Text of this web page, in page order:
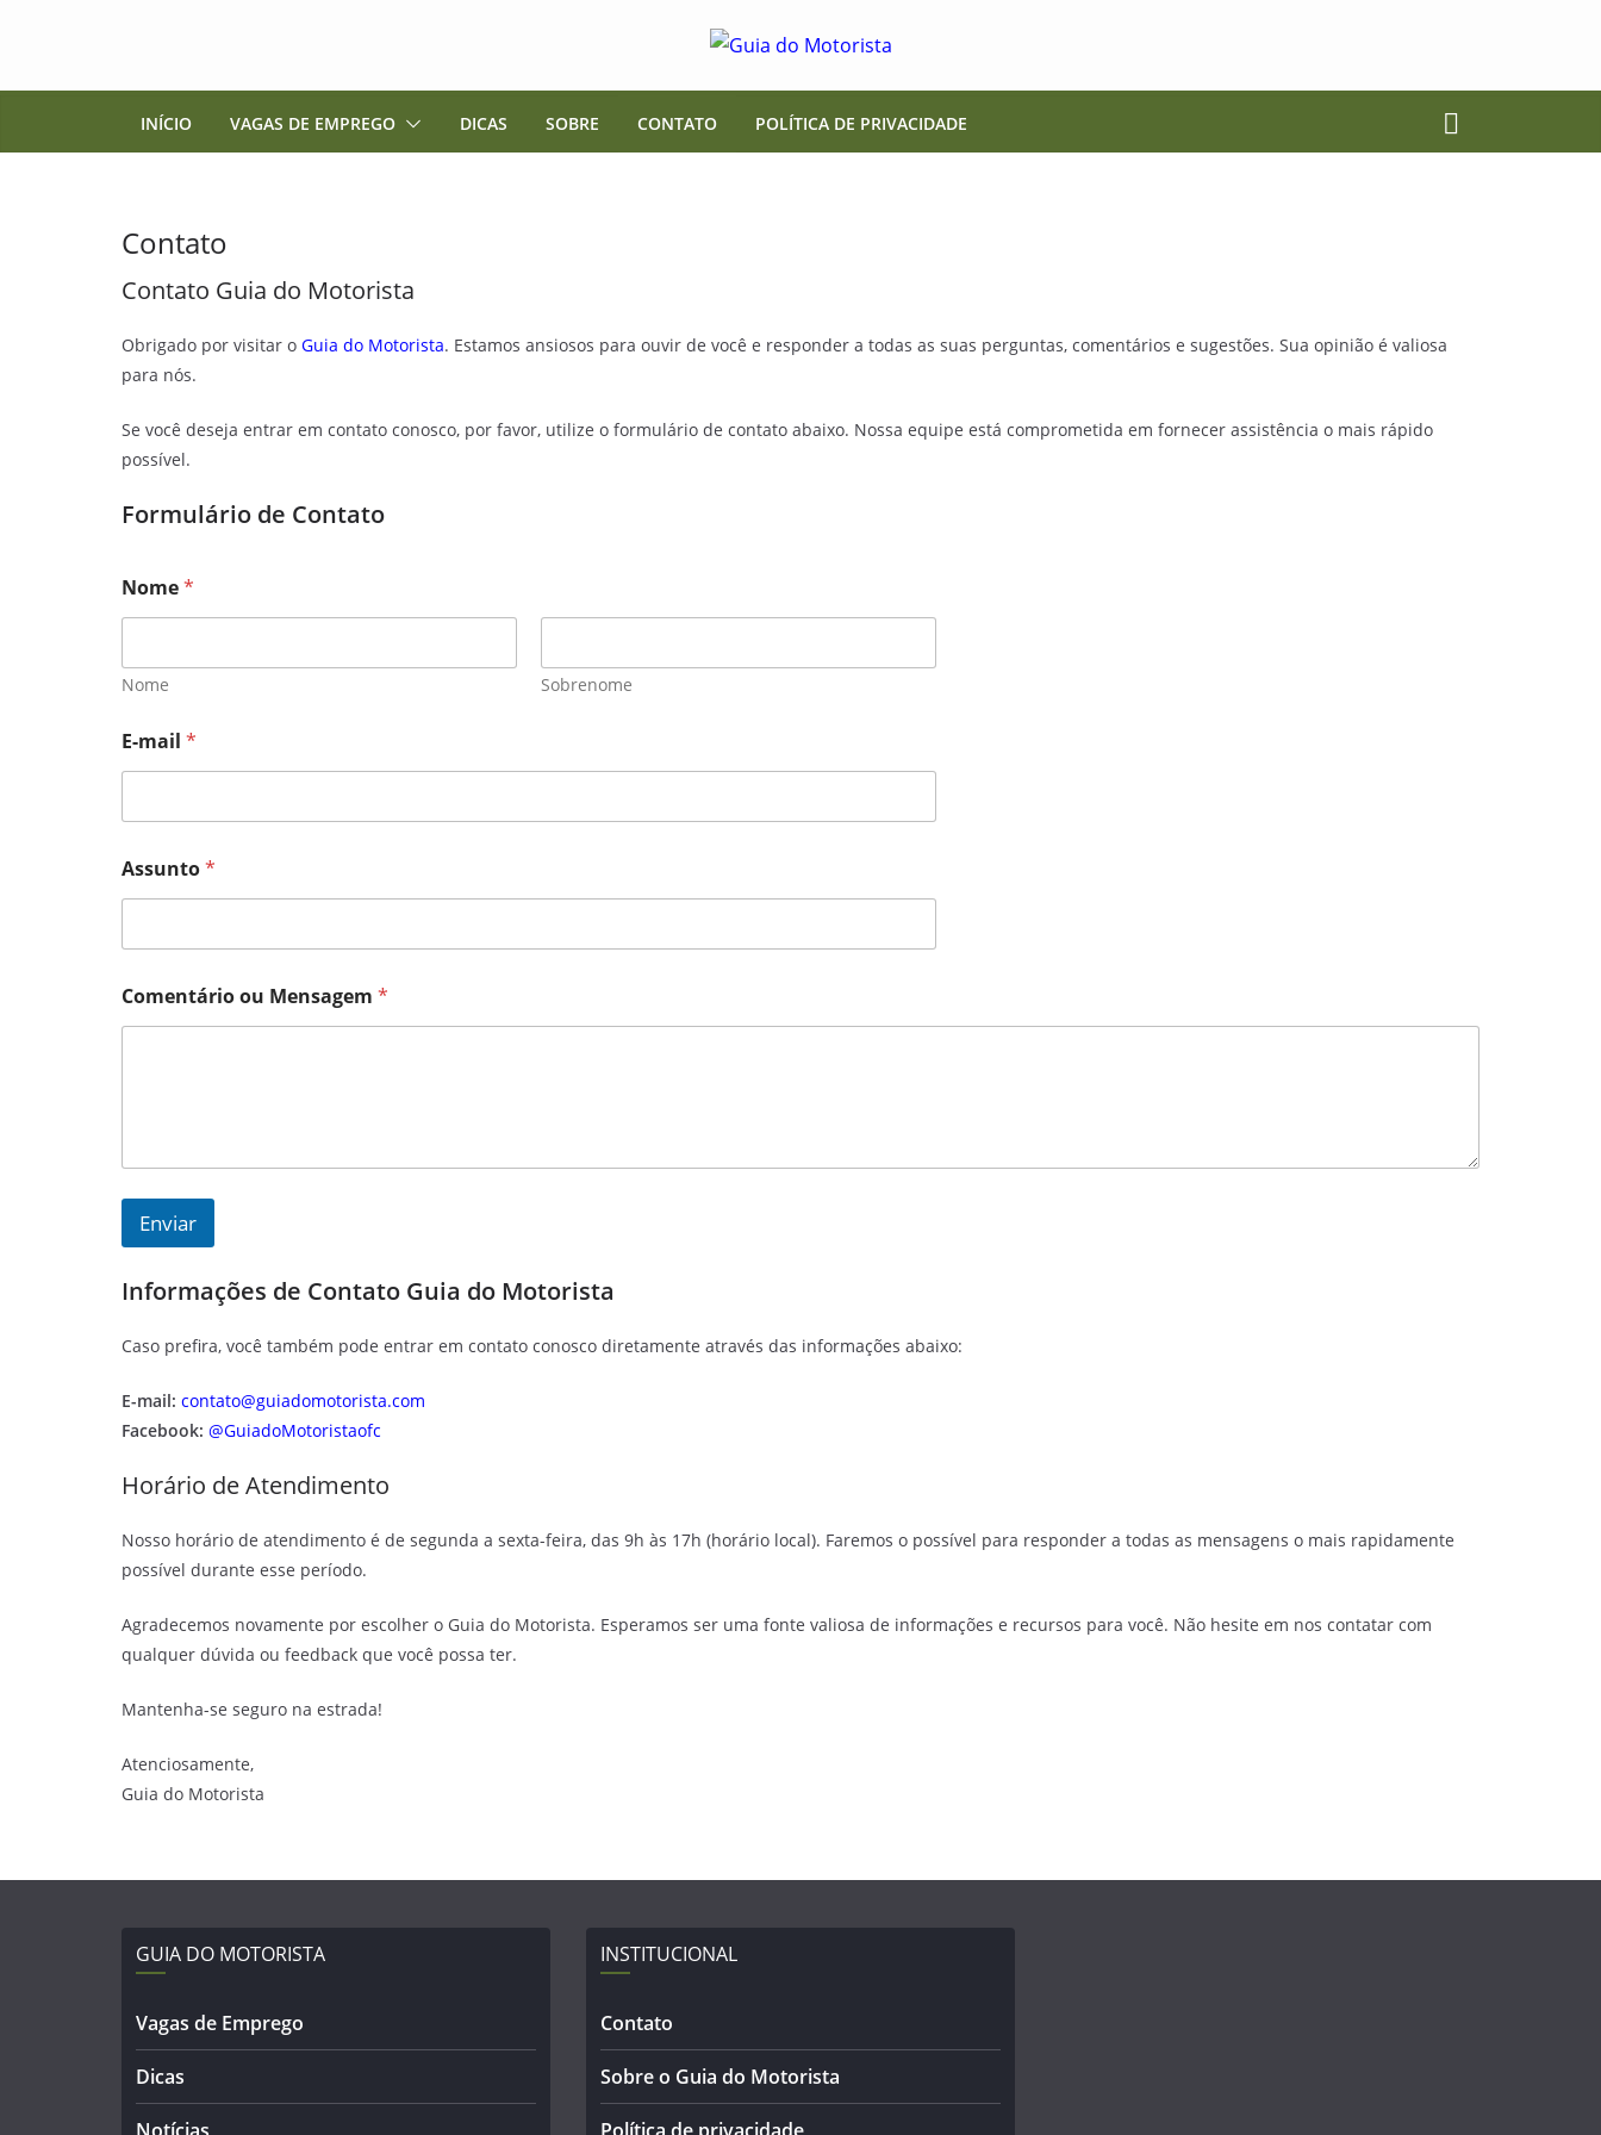
INÍCIO VAGAS DE EMPREGO DICAS SOBRE CONTATO POLÍTICA DE PRIVACIDADE
Contato
Contato Guia do Motorista
Obrigado por visitar o Guia do Motorista. Estamos ansiosos para ouvir de você e responder a todas as suas perguntas, comentários e sugestões. Sua opinião é valiosa
para nós.
Se você deseja entrar em contato conosco, por favor, utilize o formulário de contato abaixo. Nossa equipe está comprometida em fornecer assistência o mais rápido
possível.
Formulário de Contato
Nome*
Nome Sobrenome
E-mail *
Assunto*
Comentário ou Mensagem *
Enviar
Informações de Contato Guia do Motorista
Caso prefira, você também pode entrar em contato conosco diretamente através das informações abaixo:
E-mail: contato@guiadomotorista.com
Facebook: @GuiadoMotoristaofc
Horário de Atendimento
Nosso horário de atendimento é de segunda a sexta-feira, das 9h às 17h (horário local). Faremos o possível para responder a todas as mensagens o mais rapidamente
possível durante esse período.
Agradecemos novamente por escolher o Guia do Motorista. Esperamos ser uma fonte valiosa de informações e recursos para você. Não hesite em nos contatar com
qualquer dúvida ou feedback que você possa ter.
Mantenha-se seguro na estrada!
Atenciosamente,
Guia do Motorista
GUIA DO MOTORISTA
Vagas de Emprego
Dicas
INSTITUCIONAL
Contato
Sobre o Guia do Motorista